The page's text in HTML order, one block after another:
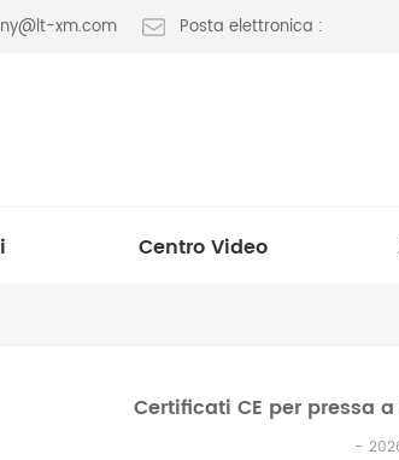
xm.com Posta elettronica :
Centro Video
Certificati CE per pressa